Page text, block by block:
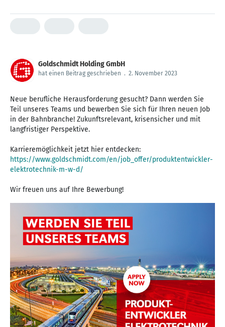
Goldschmidt Holding GmbH
hat einen Beitrag geschrieben . 2. November 2023
Neue berufliche Herausforderung gesucht? Dann werden Sie
Teil unseres Teams und bewerben Sie sich für Ihren neuen Job
in der Bahnbranche! Zukunftsrelevant, krisensicher und mit
langfristiger Perspektive.
Karrieremöglichkeit jetzt hier entdecken:
https://www.goldschmidt.com/en/job_offer/produktentwickler-
elektrotechnik-m-w-d/
Wir freuen uns auf Ihre Bewerbung!